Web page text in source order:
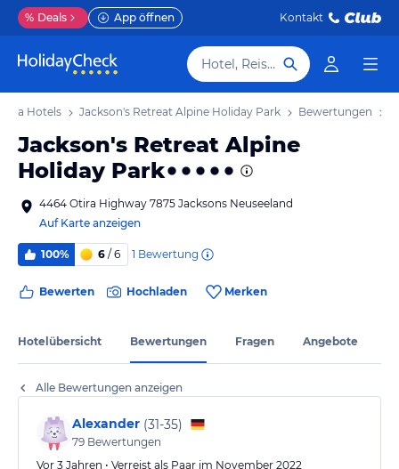
% Deals App öffnen Kontakt
Hotel, Reiseziel
Hotels Jackson's Retreat Alpine Holiday Park Bewertungen
Jackson's Retreat Alpine
Holiday Park
4464 Otira Highway 7875 Jacksons Neuseeland
Auf Karte anzeigen
100% 6 / 6 1 Bewertung
Bewerten Hochladen Merken
Hotelübersicht Bewertungen Fragen Angebote
Alle Bewertungen anzeigen
Alexander (31-35)
79 Bewertungen
Vor 3 Jahren • Verreist als Paar im November 2022